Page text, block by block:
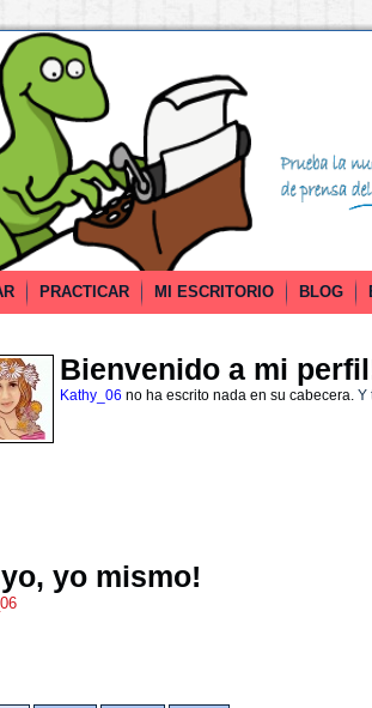
PRACTICAR MI ESCRITORIO BLOG
Bienvenido a mi
Kathy_06 no ha escrito nada en su cabecera. Y
yo mismo!